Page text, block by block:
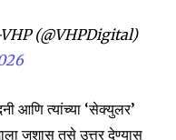
(@VHPDigital)
आणि त्यांच्या ‘सेक्युलर’
जशास तसे उत्तर देण्यास